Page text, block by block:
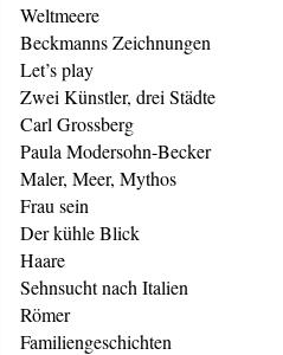
Weltmeere
Beckmanns Zeichnungen
Let’s play
Zwei Künstler, drei Städte
Carl Grossberg
Paula Modersohn-Becker
Maler, Meer, Mythos
Frau sein
Der kühle Blick
Haare
Sehnsucht nach Italien
Römer
Familiengeschichten